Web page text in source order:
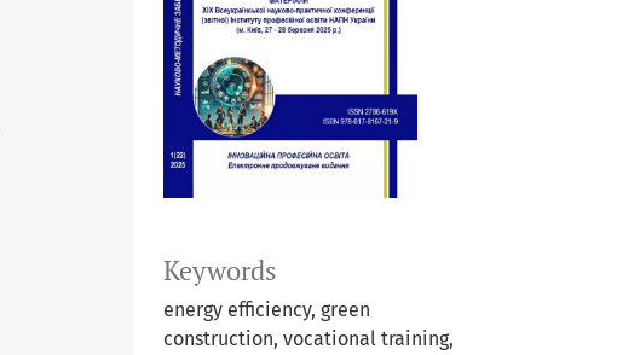
Keywords
energy efficiency, green
construction, vocational training,